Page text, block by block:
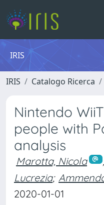
IRIS
IRIS Catalogo Ricerca
Nintendo
people with
analysis
Marotta, Nicola ;
Lucrezia;
2020-01-01